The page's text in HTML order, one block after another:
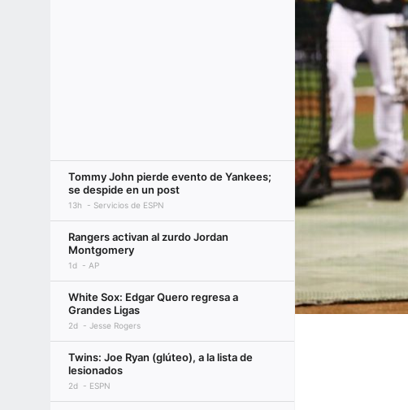
Tommy John pierde evento de Yankees;
se despide en un post
13h Servicios de ESPN
Rangers activan al zurdo Jordan
Montgomery
1d AP
White Sox: Edgar Quero regresa a
Grandes Ligas
2d Jesse Rogers
Twins: Joe Ryan (glúteo), a la lista de
lesionados
2d ESPN